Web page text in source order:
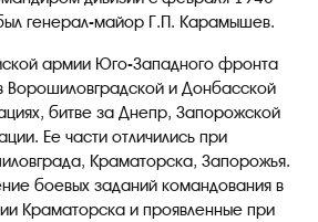
генерал-майор Г.П. Карамышев.
армии Юго-Западного фронта
Ворошиловградской и Донбасской
битве за Днепр, Запорожской
Ее части отличились при
Краматорска, Запорожья.
боевых заданий командования в
Краматорска и проявленные при